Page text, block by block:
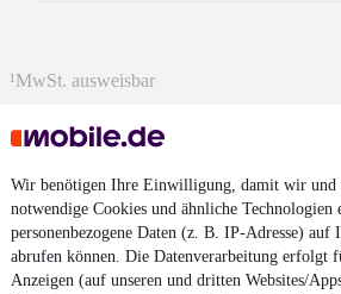
Wir benötigen Ihre Einwilligung, damit wir und
notwendige Cookies und ähnliche Technologien
personenbezogene Daten (z. B. IP-Adresse) auf
abrufen können. Die Datenverarbeitung erfolgt
Anzeigen (auf unseren und dritten Websites/
¹MwSt. ausweisbar
4.6 Sterne
Nutze mobile.de schnell und